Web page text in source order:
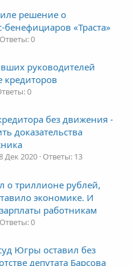
решение о
бенефициаров «Траста»
Ответы: 0
руководителей
кредиторов
0
без движения -
доказательства
Дек 2020 Ответы: 13
о триллионе рублей,
экономике. И
работникам
Ответы: 0
Югры оставил без
депутата Барсова